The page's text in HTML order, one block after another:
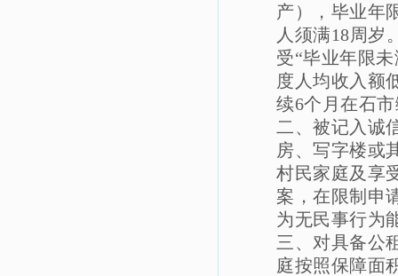
产），毕业年
人须满18周岁
受“毕业年限
度人均收入额
续6个月在石
二、被记入诚
房、写字楼或
村民家庭及享
案，在限制申
为无民事行为
三、对具备公
庭按照保障面